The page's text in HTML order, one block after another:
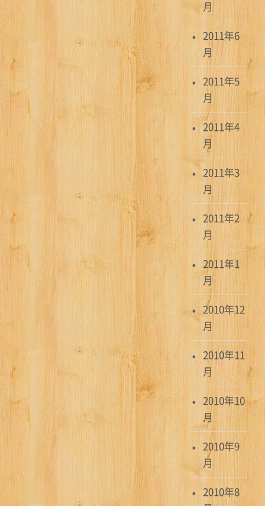
月
2011年6
月
2011年5
月
2011年4
月
2011年3
月
2011年2
月
2011年1
月
2010年12
月
2010年11
月
2010年10
月
2010年9
月
2010年8